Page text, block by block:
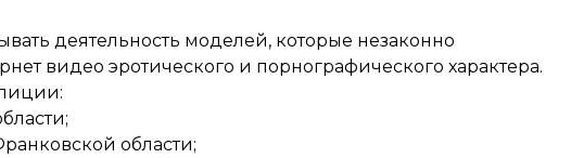
деятельность моделей, которые незаконно
видео эротического и порнографического характера.
области;